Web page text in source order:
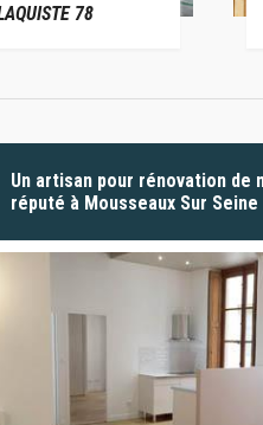
78
Un artisan pour rénovation de
réputé à Mousseaux Sur Seine